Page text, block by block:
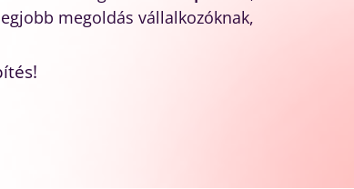
megoldás vállalkozóknak,